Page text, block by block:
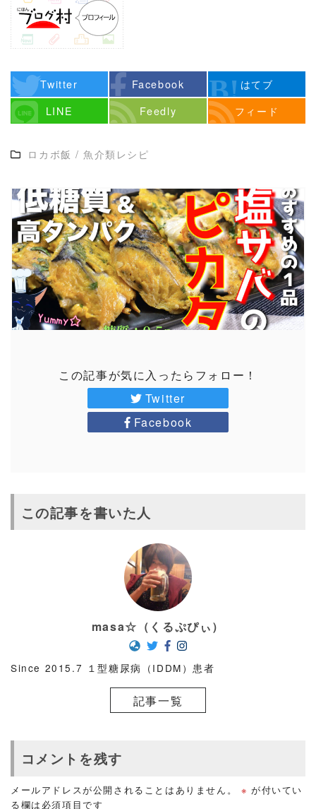
Twitter Facebook
はてブ
LINE
Feedly フィード
ロカボ飯 / 魚介類レシピ
この記事が気に入ったらフォロー！
Twitter
Facebook
この記事を書いた人
masa☆（くるぷぴぃ）
Since 2015.7 １型糖尿病（IDDM）患者
記事一覧
コメントを残す
メールアドレスが公開されることはありません。 ※ が付いてい
る欄は必須項目です